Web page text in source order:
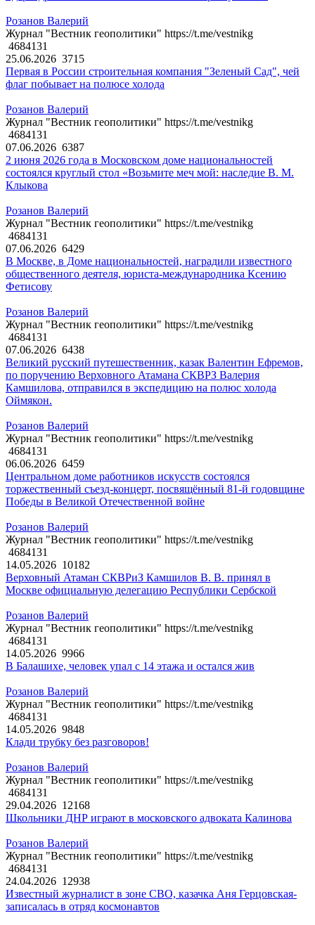
Розанов Валерий
Журнал "Вестник геополитики" https://t.me/vestnikg
4684131
25.06.2026 3715
Первая в России строительная компания "Зеленый Сад", чей
флаг побывает на полюсе холода
Розанов Валерий
Журнал "Вестник геополитики" https://t.me/vestnikg
4684131
07.06.2026 6387
2 июня 2026 года в Московском доме национальностей
состоялся круглый стол «Возьмите меч мой: наследие В. М.
Клыкова
Розанов Валерий
Журнал "Вестник геополитики" https://t.me/vestnikg
4684131
07.06.2026 6429
В Москве, в Доме национальностей, наградили известного
общественного деятеля, юриста-международника Ксению
Фетисову
Розанов Валерий
Журнал "Вестник геополитики" https://t.me/vestnikg
4684131
07.06.2026 6438
Великий русский путешественник, казак Валентин Ефремов,
по поручению Верховного Атамана СКВРЗ Валерия
Камшилова, отправился в экспедицию на полюс холода
Оймякон.
Розанов Валерий
Журнал "Вестник геополитики" https://t.me/vestnikg
4684131
06.06.2026 6459
Центральном доме работников искусств состоялся
торжественный съезд-концерт, посвящённый 81-й годовщине
Победы в Великой Отечественной войне
Розанов Валерий
Журнал "Вестник геополитики" https://t.me/vestnikg
4684131
14.05.2026 10182
Верховный Атаман СКВРиЗ Камшилов В. В. принял в
Москве официальную делегацию Республики Сербской
Розанов Валерий
Журнал "Вестник геополитики" https://t.me/vestnikg
4684131
14.05.2026 9966
В Балашихе, человек упал с 14 этажа и остался жив
Розанов Валерий
Журнал "Вестник геополитики" https://t.me/vestnikg
4684131
14.05.2026 9848
Клади трубку без разговоров!
Розанов Валерий
Журнал "Вестник геополитики" https://t.me/vestnikg
4684131
29.04.2026 12168
Школьники ДНР играют в московского адвоката Калинова
Розанов Валерий
Журнал "Вестник геополитики" https://t.me/vestnikg
4684131
24.04.2026 12938
Известный журналист в зоне СВО, казачка Аня Герцовская-
записалась в отряд космонавтов